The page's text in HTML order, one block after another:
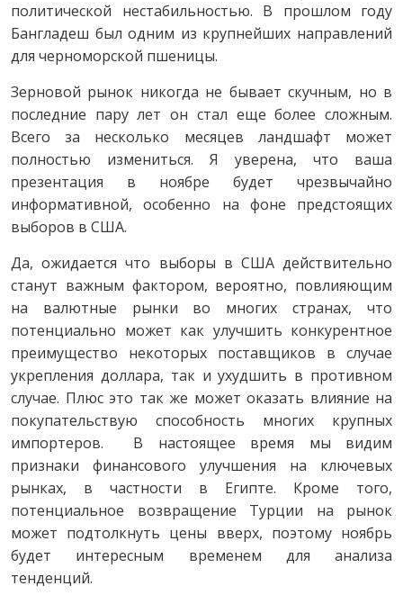
политической нестабильностью. В прошлом году
Бангладеш был одним из крупнейших направлений
для черноморской пшеницы.
Зерновой рынок никогда не бывает скучным, но в
последние пару лет он стал еще более сложным.
Всего за несколько месяцев ландшафт может
полностью измениться. Я уверена, что ваша
презентация в ноябре будет чрезвычайно
информативной, особенно на фоне предстоящих
выборов в США.
Да, ожидается что выборы в США действительно
станут важным фактором, вероятно, повлияющим
на валютные рынки во многих странах, что
потенциально может как улучшить конкурентное
преимущество некоторых поставщиков в случае
укрепления доллара, так и ухудшить в противном
случае. Плюс это так же может оказать влияние на
покупательствую способность многих крупных
импортеров. В настоящее время мы видим
признаки финансового улучшения на ключевых
рынках, в частности в Египте. Кроме того,
потенциальное возвращение Турции на рынок
может подтолкнуть цены вверх, поэтому ноябрь
будет интересным временем для анализа
тенденций.